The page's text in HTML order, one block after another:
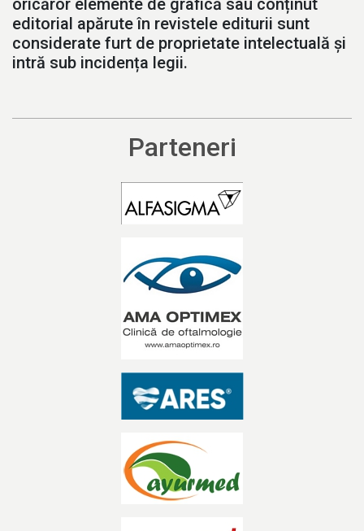
editorial apărute în revistele editurii sunt
considerate furt de proprietate intelectuală și
intră sub incidența legii.
Parteneri